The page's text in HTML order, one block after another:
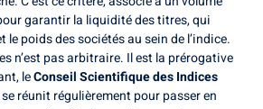
garantir la liquidité des titres, qui
le poids des sociétés au sein de l’indice.
n’est pas arbitraire. Il est la prérogative
leConseil Scientifique des Indices
réunit régulièrement pour passer en